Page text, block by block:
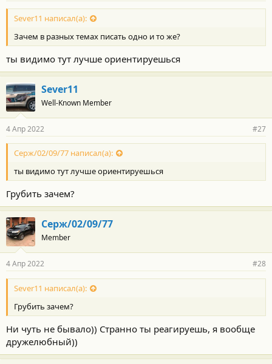
Sever11 написал(а):
Зачем в разных темах писать одно и то же?
ты видимо тут лучше ориентируешься
Sever11
Well-Known Member
4 Апр 2022 #27
Серж/02/09/77 написал(а):
ты видимо тут лучше ориентируешься
Грубить зачем?
Серж/02/09/77
Member
4 Апр 2022 #28
Sever11 написал(а):
Грубить зачем?
Ни чуть не бывало)) Странно ты реагируешь, я вообще
дружелюбный))